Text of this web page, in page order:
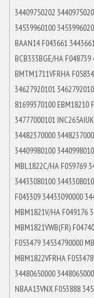
34409750202
34539960100
BAAN14 F043661
BCB333BGE/HA
BMTM1711VFRHA
34627920101
81699370100 EBM18210
34777000101
34482370000
34409980100
MBL1822C/HA F059769
34433080100
F043309 34433090000
MBM1821V/HA F049176
MBM1821VWB(FR)
F053479 34534790000
MBM1822VFRHA
34480650000
NBAA13VNX F053888